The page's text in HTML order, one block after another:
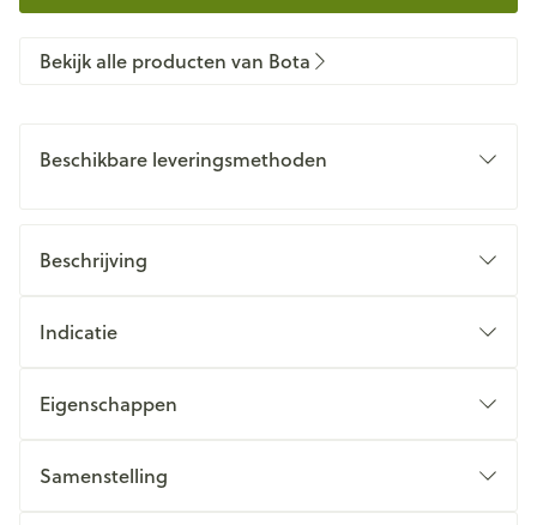
Bekijk alle producten van Bota
Beschikbare leveringsmethoden
Beschrijving
Indicatie
Eigenschappen
Samenstelling